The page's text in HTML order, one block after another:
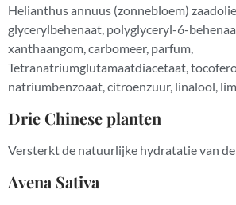
Helianthus annuus (zonnebloem)
glycerylbehenaat, polyglyceryl-6-
xanthaangom, carbomeer, parfum,
Tetranatriumglutamaatdiacetaat,
natriumbenzoaat, citroenzuur, linalool,
Drie Chinese planten
Versterkt de natuurlijke hydratatie van
Avena Sativa